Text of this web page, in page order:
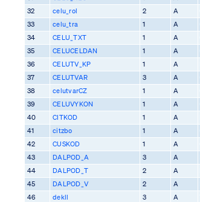
32
celu_rol 2 A
33
celu_tra 1 A
34
CELU_TXT 1 A
35
CELUCELDAN 1 A
36
CELUTV_KP 1 A
37
CELUTVAR 3 A
38
celutvarCZ 1 A
39
CELUVYKON 1 A
40
CITKOD 1 A
41
citzbo 1 A
42
CUSKOD 1 A
43
DALPOD_A 3 A
44
DALPOD_T 2 A
45
DALPOD_V 2 A
46
dekll 3 A